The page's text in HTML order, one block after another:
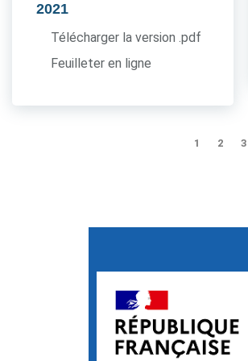
2021
Télécharger la version .pdf
Feuilleter en ligne
1 2 3